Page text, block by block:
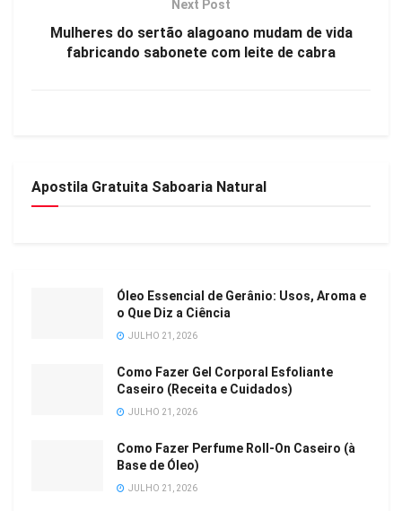
Next Post
Mulheres do sertão alagoano mudam de vida
fabricando sabonete com leite de cabra
Apostila Gratuita Saboaria Natural
Óleo Essencial de Gerânio: Usos, Aroma e
o Que Diz a Ciência
JULHO 21, 2026
Como Fazer Gel Corporal Esfoliante
Caseiro (Receita e Cuidados)
JULHO 21, 2026
Como Fazer Perfume Roll-On Caseiro (à
Base de Óleo)
JULHO 21, 2026